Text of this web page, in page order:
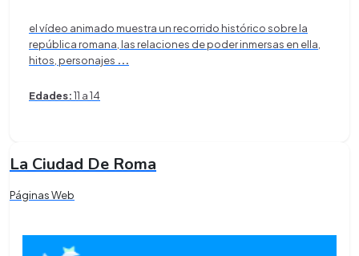
el vídeo animado muestra un recorrido histórico sobre la
república romana, las relaciones de poder inmersas en ella,
hitos, personajes ...
Edades:11 a 14
La Ciudad De Roma
Páginas Web